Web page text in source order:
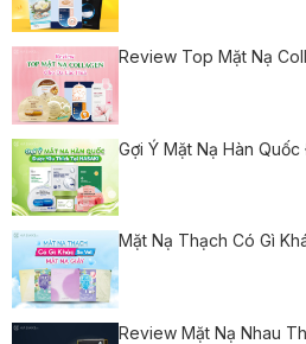
Review Top Mặt Nạ
Gợi Ý Mặt Nạ Hàn
Mặt Nạ Thạch Có Gì
Review Mặt Nạ Nhau